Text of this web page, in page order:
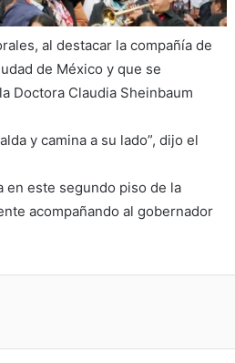
al destacar la compañía de
de México y que se
Doctora Claudia Sheinbaum
y camina a su lado”, dijo el
en este segundo piso de la
acompañando al gobernador